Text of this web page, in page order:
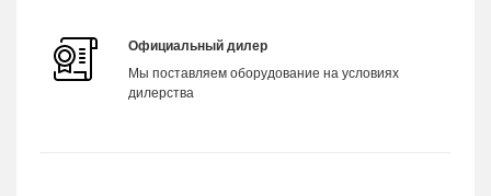
Официальный дилер
Мы поставляем оборудование на условиях
дилерства